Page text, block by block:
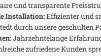
und transparente
Installation:Effizienter und
durch unsere geschulten
Jahrzehntelange
zufriedene Kunden